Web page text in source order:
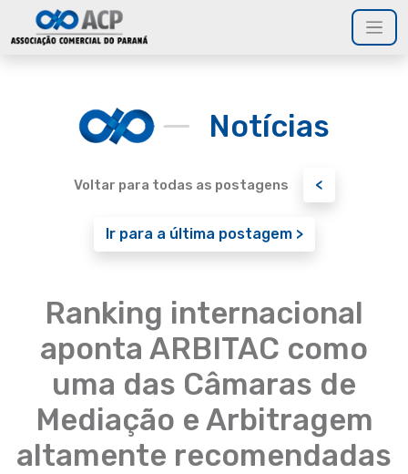
Notícias
Voltar para todas as postagens <
Ir para a última postagem >
Ranking internacional
aponta ARBITAC como
uma das Câmaras de
Mediação e Arbitragem
altamente recomendadas